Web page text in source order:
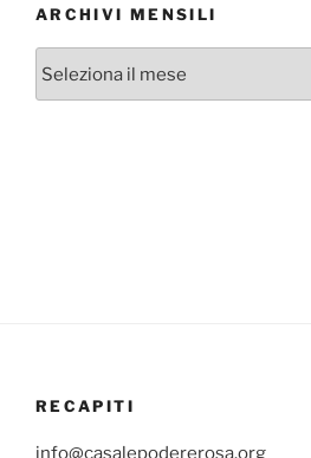
ARCHIVI MENSILI
RECAPITI
info@casalepodererosa.org